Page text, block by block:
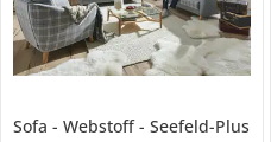
Sofa Webstoff
Seefeld-Plus